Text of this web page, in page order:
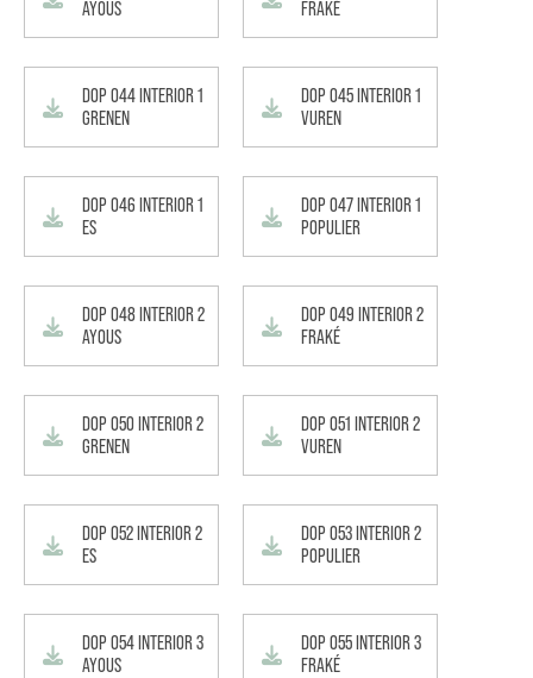
AYOUS
FRAKÉ
DOP 044 INTERIOR 1
GRENEN
DOP 045 INTERIOR 1
VUREN
DOP 046 INTERIOR 1
ES
DOP 047 INTERIOR 1
POPULIER
DOP 048 INTERIOR 2
AYOUS
DOP 049 INTERIOR 2
FRAKÉ
DOP 050 INTERIOR 2
GRENEN
DOP 051 INTERIOR 2
VUREN
DOP 052 INTERIOR 2
ES
DOP 053 INTERIOR 2
POPULIER
DOP 054 INTERIOR 3
AYOUS
DOP 055 INTERIOR 3
FRAKÉ